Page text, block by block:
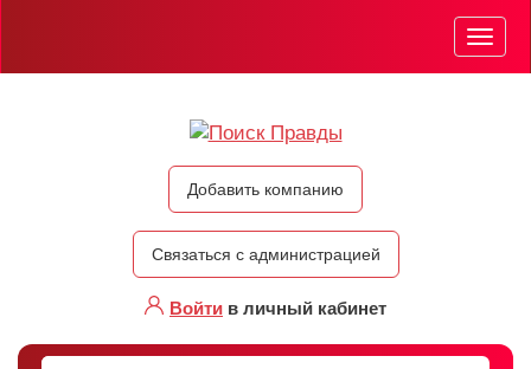
Добавить компанию
Связаться с администрацией
Войти в личный кабинет
Меню